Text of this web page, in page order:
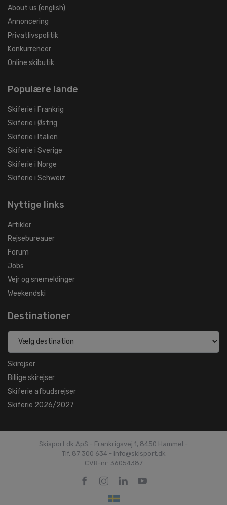
About us (english)
Annoncering
Privatlivspolitik
Konkurrencer
Online skibutik
Populære lande
Skiferie i Frankrig
Skiferie i Østrig
Skiferie i Italien
Skiferie i Sverige
Skiferie i Norge
Skiferie i Schweiz
Nyttige links
Artikler
Rejsebureauer
Forum
Jobs
Vejr og snemeldinger
Weekendski
Destinationer
Skirejser
Billige skirejser
Skiferie afbudsrejser
Skiferie 2026/2027
Skisport.dk ApS - Frankrigsvej 1, 8450 Hammel -
Tlf. 87 300 634 - info@skisport.dk
CVR-nr: 36054387